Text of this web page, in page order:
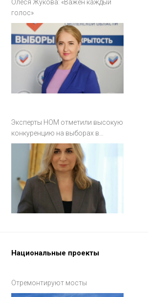
Олеся Жукова: «Важен каждый
голос»
Эксперты НОМ отметили высокую
конкуренцию на выборах в
Смоленской области
Национальные проекты
Отремонтируют мосты